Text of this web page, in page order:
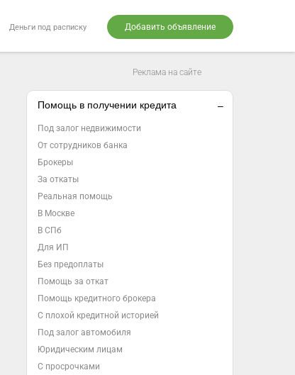
Деньги под расписку Добавить объявление
Реклама на сайте
Помощь в получении кредита
Под залог недвижимости
От сотрудников банка
Брокеры
За откаты
Реальная помощь
В Москве
В СПб
Для ИП
Без предоплаты
Помощь за откат
Помощь кредитного брокера
С плохой кредитной историей
Под залог автомобиля
Юридическим лицам
С просрочками